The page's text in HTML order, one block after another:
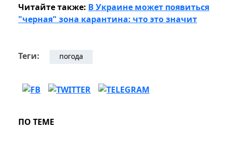
Читайте также: В Украине может появиться
"черная" зона карантина: что это значит
Теги: погода
ПО ТЕМЕ